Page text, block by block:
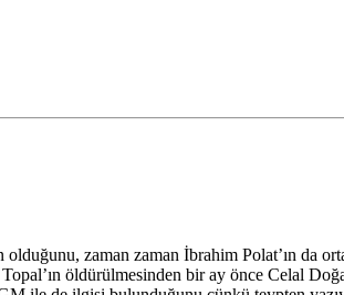
zaman zaman İbrahim Polat’ın da
öldürülmesinden bir ay önce Celal